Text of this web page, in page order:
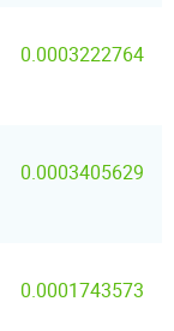
0.0003222764
0.0003405629
0.0001743573